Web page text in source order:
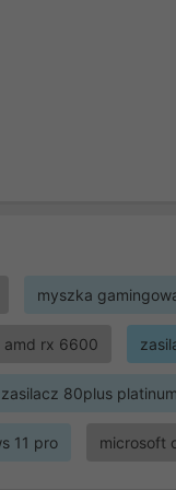
myszka
amd rx 6600
zasilacz 80plus platinum
11 pro microsoft